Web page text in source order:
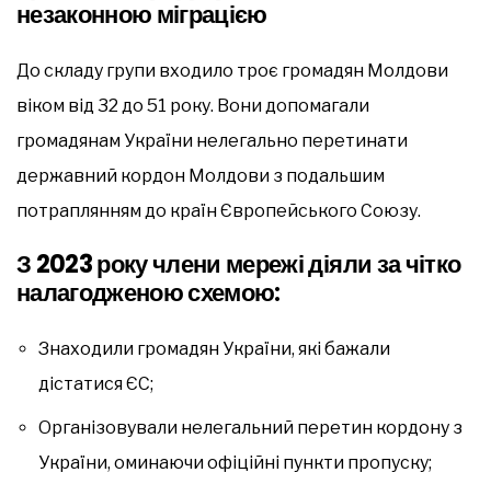
незаконною міграцією
До складу групи входило троє громадян Молдови
віком від 32 до 51 року. Вони допомагали
громадянам України нелегально перетинати
державний кордон Молдови з подальшим
потраплянням до країн Європейського Союзу.
З 2023 року члени мережі діяли за чітко
налагодженою схемою:
Знаходили громадян України, які бажали
дістатися ЄС;
Організовували нелегальний перетин кордону з
України, оминаючи офіційні пункти пропуску;